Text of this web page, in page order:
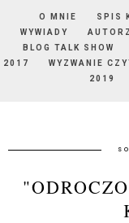
O MNIE SPIS
WYWIADY
BLOG TALK SHOW
2017
WYZWANIE
2019